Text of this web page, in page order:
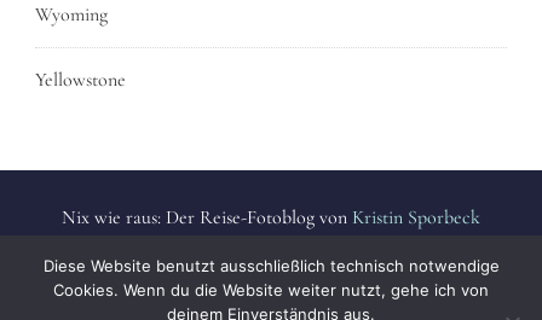
Wyoming
Yellowstone
Nix wie raus: Der Reise-Fotoblog von Kristin Sporbeck
protected by copyright.
Diese Website benutzt ausschließlich technisch notwendige
Cookies. Wenn du die Website weiter nutzt, gehe ich von
deinem Einverständnis aus.